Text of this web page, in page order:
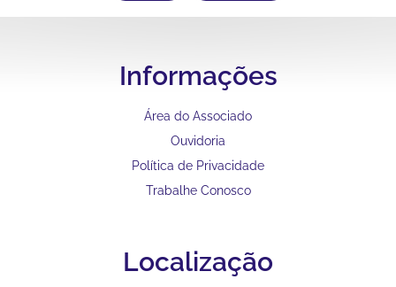
Informações
Área do Associado
Ouvidoria
Política de Privacidade
Trabalhe Conosco
Localização